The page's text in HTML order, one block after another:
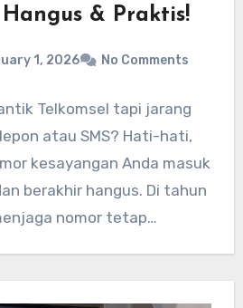
& Praktis!
1, 2026 No Comments
Telkomsel tapi jarang
atau SMS? Hati-hati,
kesayangan Anda masuk
berakhir hangus. Di tahun
nomor tetap…